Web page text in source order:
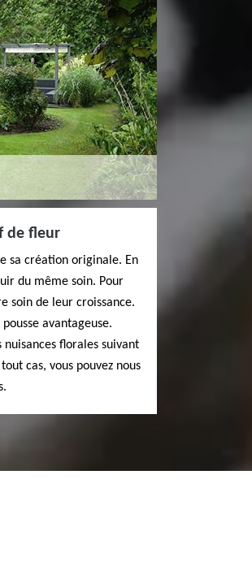
de fleur
sa création originale. En
du même soin. Pour
soin de leur croissance.
avantageuse.
nuisances florales suivant
cas, vous pouvez nous